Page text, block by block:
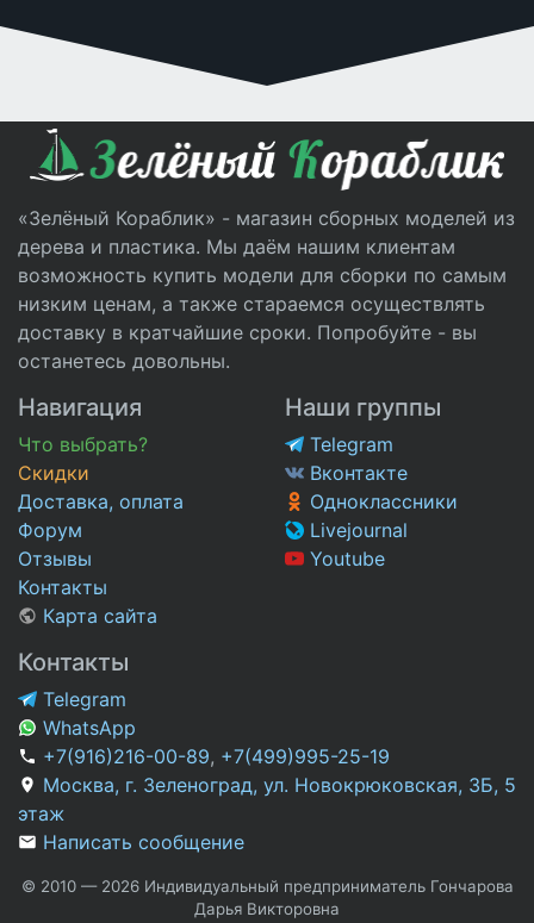
«Зелёный Кораблик» - магазин сборных моделей из
дерева и пластика. Мы даём нашим клиентам
возможность купить модели для сборки по самым
низким ценам, а также стараемся осуществлять
доставку в кратчайшие сроки. Попробуйте - вы
останетесь довольны.
Навигация
Что выбрать?
Скидки
Доставка, оплата
Форум
Отзывы
Контакты
Карта сайта
Наши группы
Telegram
Вконтакте
Одноклассники
Livejournal
Youtube
Контакты
Telegram
WhatsApp
+7(916)216-00-89, +7(499)995-25-19
Москва, г. Зеленоград, ул. Новокрюковская, 3Б, 5
этаж
Написать сообщение
© 2010 — 2026 Индивидуальный предприниматель Гончарова
Дарья Викторовна